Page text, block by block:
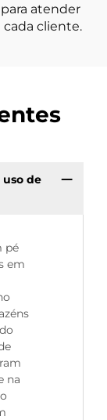
atender
cada cliente.
de
pé
em
na